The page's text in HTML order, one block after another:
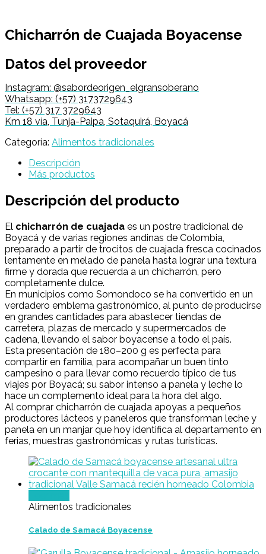
Chicharrón de Cuajada Boyacense
Datos del proveedor
Instagram: @sabordeorigen_elgransoberano
Whatsapp: (+57) 3173729643
Tel: (+57) 317 3729643
Km 18 vía, Tunja-Paipa, Sotaquirá, Boyacá
Categoría: Alimentos tradicionales
Descripción
Más productos
Descripción del producto
El chicharrón de cuajada es un postre tradicional de
Boyacá y de varias regiones andinas de Colombia,
preparado a partir de trocitos de cuajada fresca cocinados
lentamente en melado de panela hasta lograr una textura
firme y dorada que recuerda a un chicharrón, pero
completamente dulce.
En municipios como Somondoco se ha convertido en un
verdadero emblema gastronómico, al punto de producirse
en grandes cantidades para abastecer tiendas de
carretera, plazas de mercado y supermercados de
cadena, llevando el sabor boyacense a todo el país.
Esta presentación de 180–200 g es perfecta para
compartir en familia, para acompañar un buen tinto
campesino o para llevar como recuerdo típico de tus
viajes por Boyacá; su sabor intenso a panela y leche lo
hace un complemento ideal para la hora del algo.
Al comprar chicharrón de cuajada apoyas a pequeños
productores lácteos y paneleros que transforman leche y
panela en un manjar que hoy identifica al departamento en
ferias, muestras gastronómicas y rutas turísticas.
Alimentos tradicionales
Calado de Samacá Boyacense